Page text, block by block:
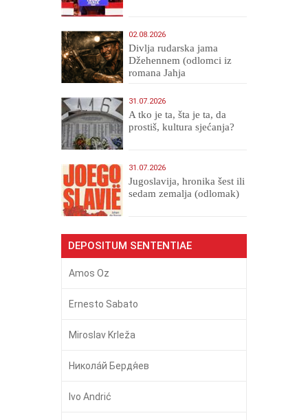
02.08.2026
Divlja rudarska jama
Džehennem (odlomci iz
romana Jahja
31.07.2026
A tko je ta, šta je ta, da
prostiš, kultura sjećanja?
31.07.2026
Jugoslavija, hronika šest ili
sedam zemalja (odlomak)
DEPOSITUM SENTENTIAE
Amos Oz
Ernesto Sabato
Miroslav Krleža
Никола́й Бердя́ев
Ivo Andrić